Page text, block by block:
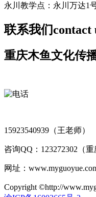
永川教学点：永川万达1
联系我们contact
重庆木鱼文化传
15923540939（王老师）
咨询QQ：123272302（重
网址：
Copyright ©http://